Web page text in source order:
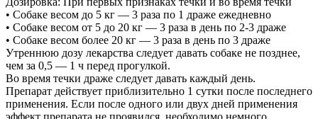
• Собаке весом до 5 кг — 3 раза по 1 драже ежедневно
• Собаке весом от 5 до 20 кг — 3 раза в день по 2-3 драже
• Собаке весом более 20 кг — 3 раза в день по 3 драже
Утреннюю дозу лекарства следует давать собаке не позднее,
чем за 0,5 — 1 ч перед прогулкой.
Во время течки драже следует давать каждый день.
Препарат действует приблизительно 1 сутки после последнего
применения. Если после одного или двух дней применения
эффект препарата не проявился, необходимо немного